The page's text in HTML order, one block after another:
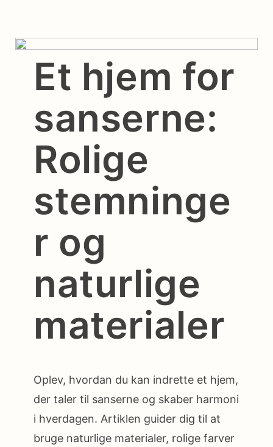
Et hjem for
sanserne:
Rolige
stemninge
r og
naturlige
materialer
Oplev, hvordan du kan indrette et hjem,
der taler til sanserne og skaber harmoni
i hverdagen. Artiklen guider dig til at
bruge naturlige materialer, rolige farver